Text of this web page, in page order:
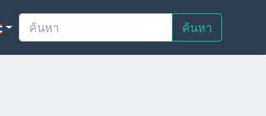
ค้นหา